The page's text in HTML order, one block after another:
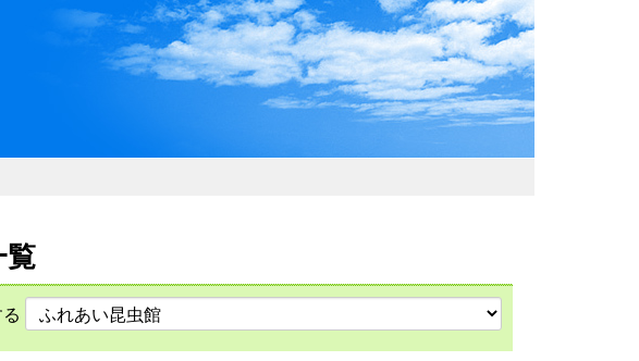
いしかわおでかけガイド
覧